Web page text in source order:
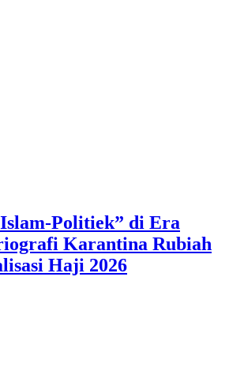
Politiek” di Era
Karantina Rubiah
Haji 2026